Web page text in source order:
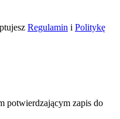
Regulamin i Politykę
potwierdzającym zapis do